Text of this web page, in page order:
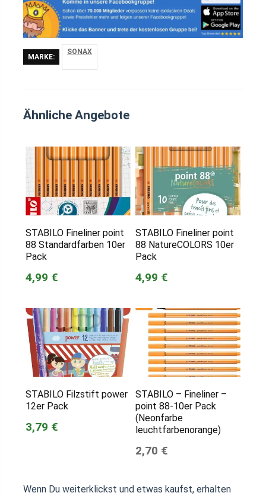
MARKE:
SONAX
Ähnliche Angebote
STABILO Fineliner point
88 Standardfarben 10er
Pack
4,99 €
STABILO Fineliner point
88 NatureCOLORS 10er
Pack
4,99 €
STABILO Filzstift power
12er Pack
3,79 €
STABILO – Fineliner –
point 88-10er Pack
(Neonfarbe
leuchtfarbenorange)
2,70 €
Wenn Du weiterklickst und etwas kaufst, erhalten